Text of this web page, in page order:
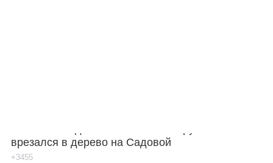
врезался в дерево на Садовой
+3455